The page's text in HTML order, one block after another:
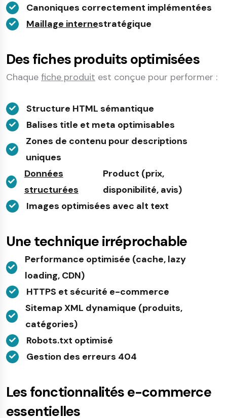
Canoniques correctement implémentées
Maillage internestratégique
Des fiches produits optimisées
Chaque fiche produit est conçue pour performer :
Structure HTML sémantique
Balises title et meta optimisables
Zones de contenu pour descriptions
uniques
Données
structurées
Product (prix,
disponibilité, avis)
Images optimisées avec alt text
Une technique irréprochable
Performance optimisée (cache, lazy
loading, CDN)
HTTPS et sécurité e-commerce
Sitemap XML dynamique (produits,
catégories)
Robots.txt optimisé
Gestion des erreurs 404
Les fonctionnalités e-commerce
essentielles